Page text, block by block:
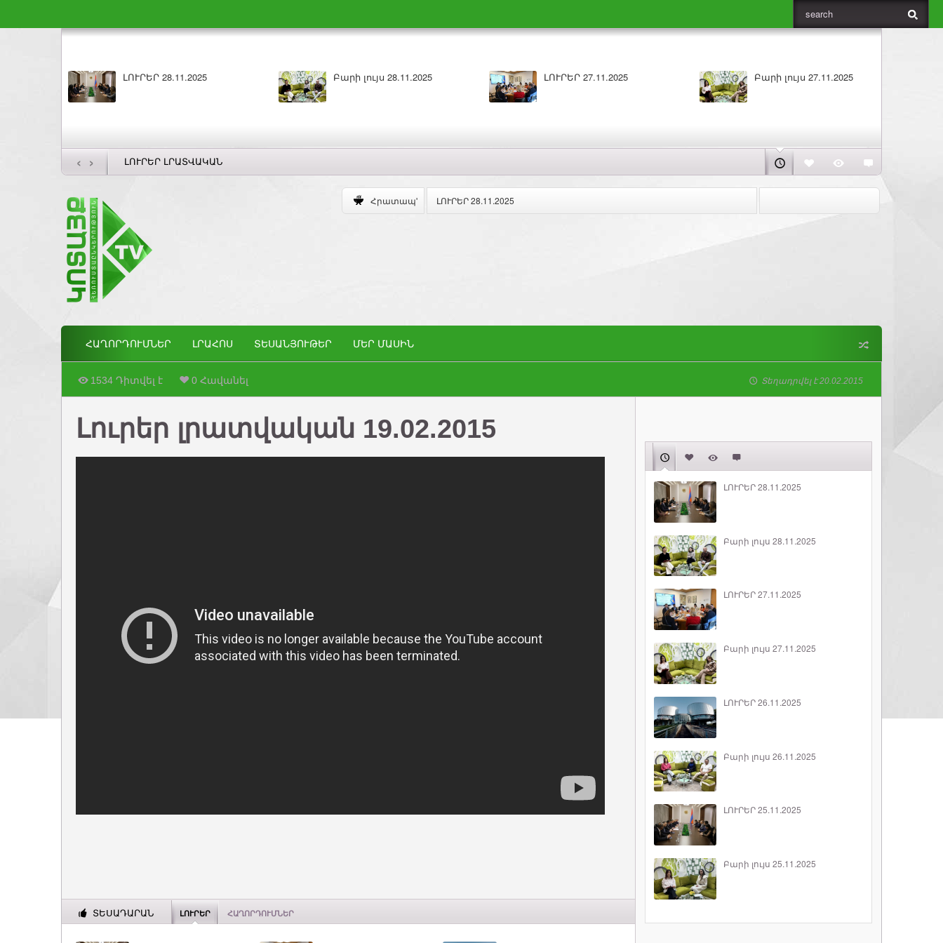
ԼՈՒՐԵՐ 27.11.2025 Բարի լույս 27.11.2025 ԼՈՒՐԵՐ 26.11.2025 Բարի լույս 26.11.2025
‹ › ԼՈՒՐԵՐ ԼՐԱՏՎԱԿԱՆ
Հրատապ' ԼՈՒՐԵՐ 28.11.2025
ՀԱՂՈՐԴՈՒՄՆԵՐ ԼՐԱՀՈՍ ՏԵՍԱՆՅՈՒԹԵՐ ՄԵՐ ՄԱՍԻՆ
1534 Դիտվել է 0 Հավանել Տեղադրվել է 20.02.2015
Լուրեր լրատվական 19.02.2015
ՏԵՍԱԴԱՐԱՆ ԼՈՒՐԵՐ ՀԱՂՈՐԴՈՒՄՆԵՐ
ԼՈՒՐԵՐ 28.11.2025
Բարի լույս 28.11.2025
ԼՈՒՐԵՐ 27.11.2025
Բարի լույս 27.11.2025
ԼՈՒՐԵՐ 26.11.2025
Բարի լույս 26.11.2025
ԼՈՒՐԵՐ 25.11.2025
Բարի լույս 25.11.2025